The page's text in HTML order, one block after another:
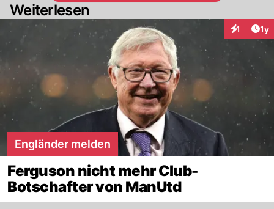
Weiterlesen
1 1y
Engländer melden
Ferguson nicht mehr Club-
Botschafter von ManUtd